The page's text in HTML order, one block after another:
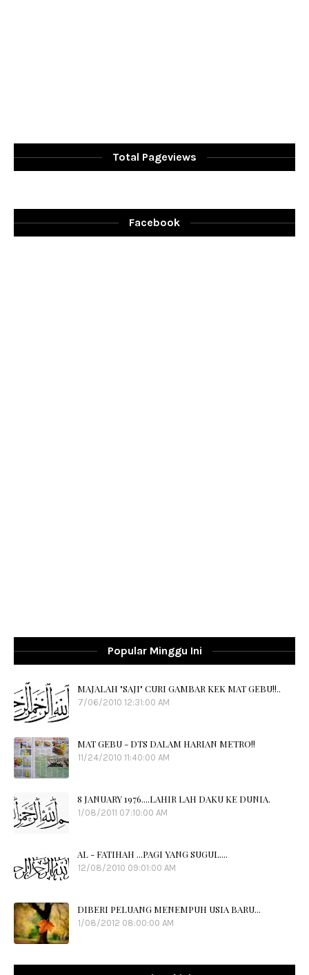
Total Pageviews
Facebook
Popular Minggu Ini
MAJALAH "SAJI" CURI GAMBAR KEK MAT GEBU!!..
7/06/2010 12:31:00 AM
MAT GEBU - DTS DALAM HARIAN METRO!!
11/24/2010 11:40:00 AM
8 JANUARY 1976....LAHIR LAH DAKU KE DUNIA.
1/08/2011 07:10:00 AM
AL - FATIHAH ...PAGI YANG SUGUL....
12/08/2010 09:01:00 AM
DIBERI PELUANG MENEMPUH USIA BARU...
1/08/2012 08:00:00 AM